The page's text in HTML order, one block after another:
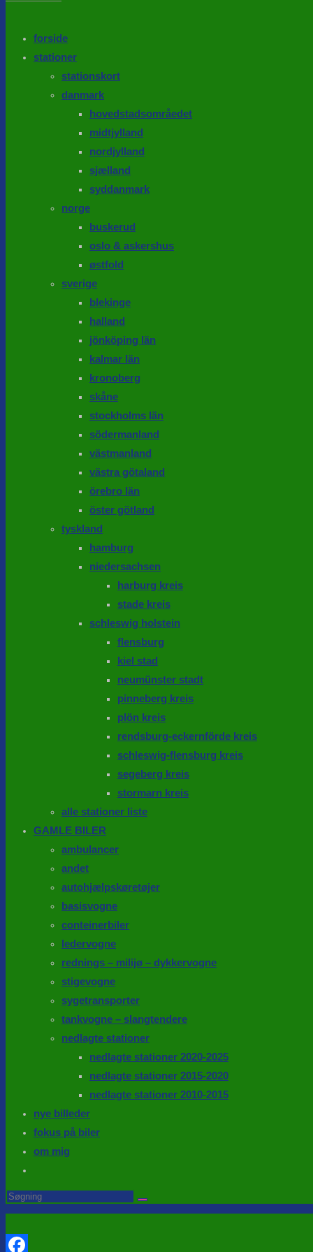
forside
stationer
stationskort
danmark
hovedstadsområedet
midtjylland
nordjylland
sjælland
syddanmark
norge
buskerud
oslo & askershus
østfold
sverige
blekinge
halland
jönköping län
kalmar län
kronoberg
skåne
stockholms län
södermanland
västmanland
västra götaland
örebro län
öster götland
tyskland
hamburg
niedersachsen
harburg kreis
stade kreis
schleswig holstein
flensburg
kiel stad
neumünster stadt
pinneberg kreis
plön kreis
rendsburg-eckernförde kreis
schleswig-flensburg kreis
segeberg kreis
stormarn kreis
alle stationer liste
GAMLE BILER
ambulancer
andet
autohjælpskøretøjer
basisvogne
conteinerbiler
ledervogne
rednings – milijø – dykkervogne
stigevogne
sygetransporter
tankvogne – slangtendere
nedlagte stationer
nedlagte stationer 2020-2025
nedlagte stationer 2015-2020
nedlagte stationer 2010-2015
nye billeder
fokus på biler
om mig
website
search
Search
this
website